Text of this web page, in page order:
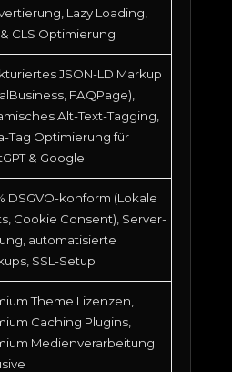
Lazy Loading,
& CLS Optimierung
JSON-LD Markup
FAQPage),
Alt-Text-Tagging,
Tag Optimierung für
& Google
DSGVO-konform (Lokale
Cookie Consent), Server-
automatisierte
SSL-Setup
Theme Lizenzen,
Caching Plugins,
Medienverarbeitung